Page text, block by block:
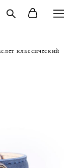
классический